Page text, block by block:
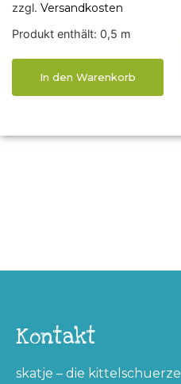
zzgl. Versandkosten
Produkt enthält: 0,5 m
In den Warenkorb
Kontakt
skatje – die kittelschuerze